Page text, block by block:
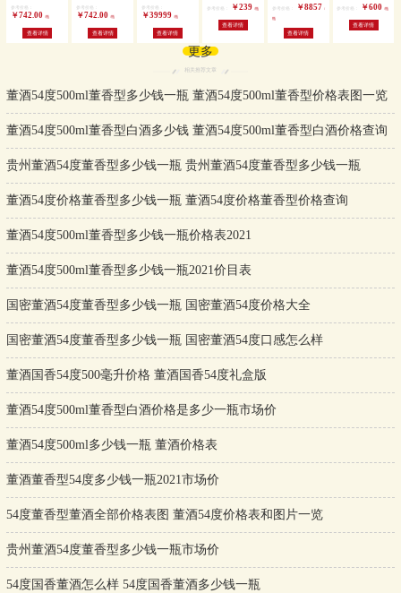
￥742.00 /瓶
查看详情
￥742.00 /瓶
查看详情
￥39999 /瓶
查看详情
￥239 /瓶
查看详情
￥8857 /
瓶
查看详情
￥600 /瓶
查看详情
更多
相关推荐文章
董酒54度500ml董香型多少钱一瓶 董酒54度500ml董香型价格表图一览
董酒54度500ml董香型白酒多少钱 董酒54度500ml董香型白酒价格查询
贵州董酒54度董香型多少钱一瓶 贵州董酒54度董香型多少钱一瓶
董酒54度价格董香型多少钱一瓶 董酒54度价格董香型价格查询
董酒54度500ml董香型多少钱一瓶价格表2021
董酒54度500ml董香型多少钱一瓶2021价目表
国密董酒54度董香型多少钱一瓶 国密董酒54度价格大全
国密董酒54度董香型多少钱一瓶 国密董酒54度口感怎么样
董酒国香54度500毫升价格 董酒国香54度礼盒版
董酒54度500ml董香型白酒价格是多少一瓶市场价
董酒54度500ml多少钱一瓶 董酒价格表
董酒董香型54度多少钱一瓶2021市场价
54度董香型董酒全部价格表图 董酒54度价格表和图片一览
贵州董酒54度董香型多少钱一瓶市场价
54度国香董酒怎么样 54度国香董酒多少钱一瓶